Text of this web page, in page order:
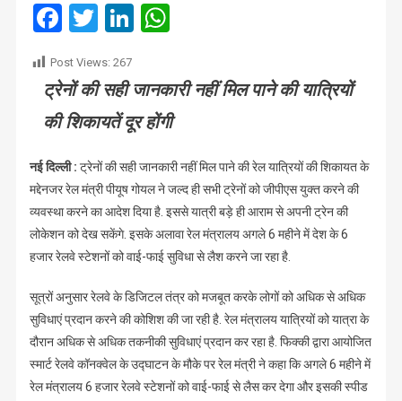
आदेश
Facebook
TwitterLinkedIn
Post Views: 267
ट्रेनों की सही जानकारी नहीं मिल पाने की यात्रियों
की शिकायतें दूर होंगी
नई दिल्ली : ट्रेनों की सही जानकारी नहीं मिल पाने की रेल यात्रियों की शिकायत के
मद्देनजर रेल मंत्री पीयूष गोयल ने जल्द ही सभी ट्रेनों को जीपीएस युक्त करने की
व्यवस्था करने का आदेश दिया है. इससे यात्री बड़े ही आराम से अपनी ट्रेन की
लोकेशन को देख सकेंगे. इसके अलावा रेल मंत्रालय अगले 6 महीने में देश के 6
हजार रेलवे स्टेशनों को वाई-फाई सुविधा से लैश करने जा रहा है.
सूत्रों अनुसार रेलवे के डिजिटल तंत्र को मजबूत करके लोगों को अधिक से अधिक
सुविधाएं प्रदान करने की कोशिश की जा रही है. रेल मंत्रालय यात्रियों को यात्रा के
दौरान अधिक से अधिक तकनीकी सुविधाएं प्रदान कर रहा है. फिक्की द्वारा आयोजित
स्मार्ट रेलवे कॉनक्वेल के उद्घाटन के मौके पर रेल मंत्री ने कहा कि अगले 6 महीने में
रेल मंत्रालय 6 हजार रेलवे स्टेशनों को वाई-फाई से लैस कर देगा और इसकी स्पीड